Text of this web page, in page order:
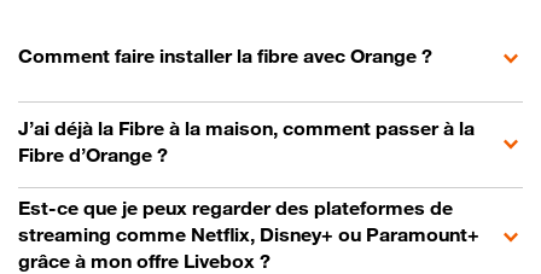
Comment faire installer la fibre avec Orange ?
J’ai déjà la Fibre à la maison, comment passer à la
Fibre d’Orange ?
Est-ce que je peux regarder des plateformes de
streaming comme Netflix, Disney+ ou Paramount+
grâce à mon offre Livebox ?